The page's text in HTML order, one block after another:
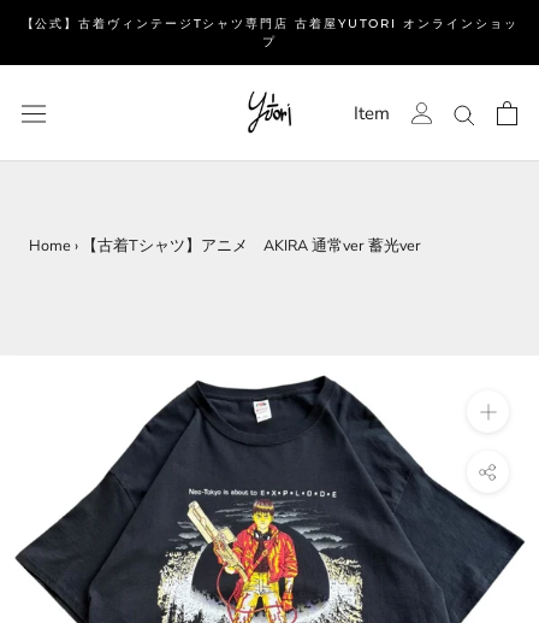
ッ
て
【公式】古着ヴィンテージTシャツ専門店 古着屋YUTORI オンラインショッ
プ
Item
Home› 【古着Tシャツ】アニメ AKIRA 通常ver 蓄光ver